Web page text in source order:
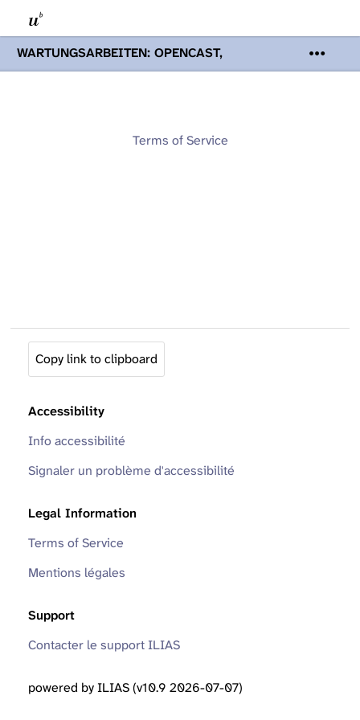
WARTUNGSARBEITEN: OPENCAST,
PODCASTS & TOBIRA
Mi 19. August
Opencast-Videos und Tobira nicht zur
Terms of Service
Copy link to clipboard
Accessibility
Info accessibilité
Signaler un problème d'accessibilité
Legal Information
Terms of Service
Mentions légales
Support
Contacter le support ILIAS
powered by ILIAS (v10.9 2026-07-07)